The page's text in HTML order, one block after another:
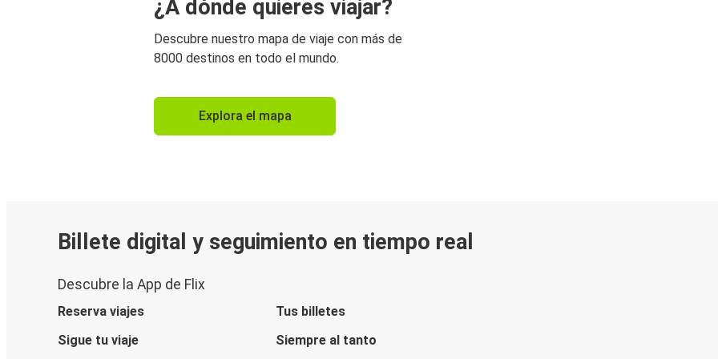
¿A dónde quieres viajar?
Descubre nuestro mapa de viaje con más de
8000 destinos en todo el mundo.
Explora el mapa
Billete digital y seguimiento en tiempo real
Descubre la App de Flix
Reserva viajes
Tus billetes
Sigue tu viaje
Siempre al tanto